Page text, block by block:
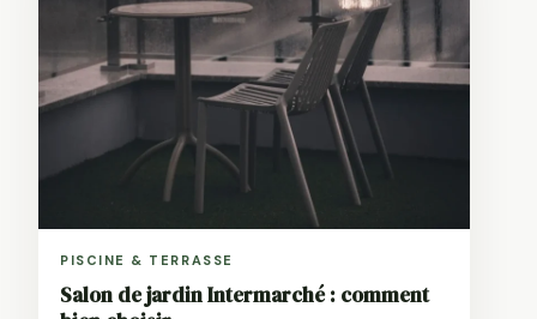
PISCINE & TERRASSE
Salon de jardin Intermarché : comment